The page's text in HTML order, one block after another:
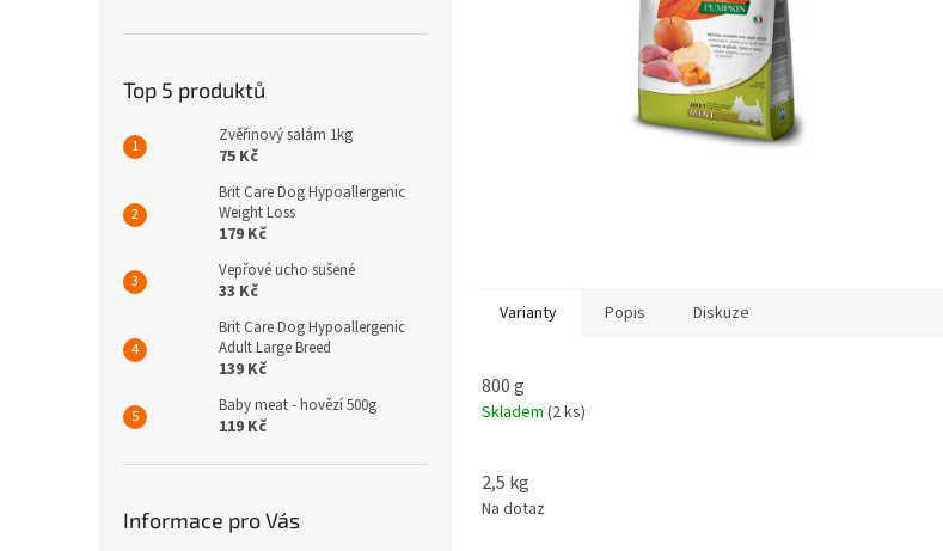
Top 5 produktů
Zvěřinový salám 1kg
75 Kč
Brit Care Dog Hypoallergenic
Weight Loss
179 Kč
Vepřové ucho sušené
33 Kč
Brit Care Dog Hypoallergenic
Adult Large Breed
139 Kč
Baby meat - hovězí 500g
119 Kč
Informace pro Vás
Varianty Popis Diskuze
800 g
Skladem (2 ks)
2,5 kg
Na dotaz